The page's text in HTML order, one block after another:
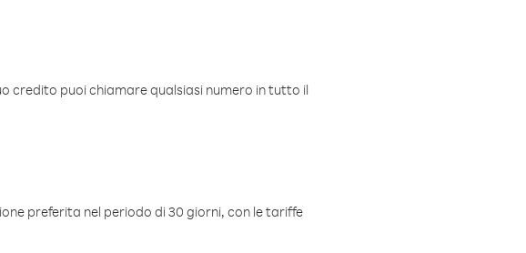
credito puoi chiamare qualsiasi numero in tutto il
preferita nel periodo di 30 giorni, con le tariffe